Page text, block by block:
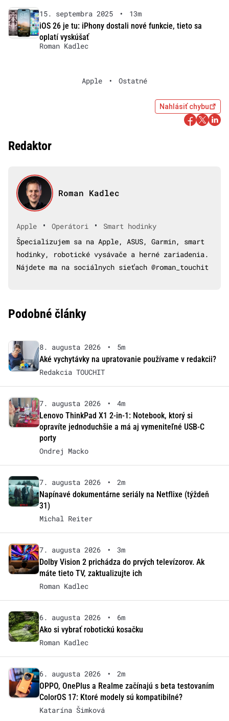
15. septembra 2025 •
13m
iOS 26 je tu: iPhony dostali nové funkcie, tieto sa
oplatí vyskúšať
Roman Kadlec
Apple • Ostatné
Nahlásiť chybu
Redaktor
Roman Kadlec
Apple • Operátori •
Smart hodinky
Špecializujem sa na Apple, ASUS, Garmin, smart
hodinky, robotické vysávače a herné zariadenia.
Nájdete ma na sociálnych sieťach @roman_touchit
Podobné články
8. augusta 2026 •
5m
Aké vychytávky na upratovanie používame v redakcii?
Redakcia TOUCHIT
7. augusta 2026 •
4m
Lenovo ThinkPad X1 2-in-1: Notebook, ktorý si
opravíte jednoduchšie a má aj vymeniteľné USB-C
porty
Ondrej Macko
7. augusta 2026 •
2m
Napínavé dokumentárne seriály na Netflixe (týždeň
31)
Michal Reiter
7. augusta 2026 •
3m
Dolby Vision 2 prichádza do prvých televízorov. Ak
máte tieto TV, zaktualizujte ich
Roman Kadlec
6. augusta 2026 •
6m
Ako si vybrať robotickú kosačku
Roman Kadlec
6. augusta 2026 •
2m
OPPO, OnePlus a Realme začínajú s beta testovaním
ColorOS 17: Ktoré modely sú kompatibilné?
Katarína Šimková